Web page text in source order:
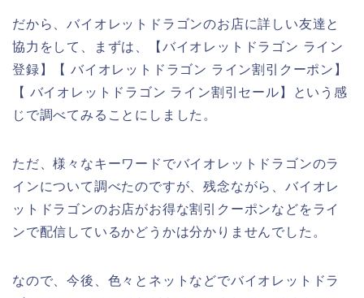
だから、バイオレットドラゴンのお店に詳しい友達と
協力をして、まずは、【バイオレットドラゴン ライン
登録】【 バイオレットドラゴン ライン割引クーポン】
【 バイオレットドラゴン ライン割引セール】という感
じで調べてみることにしました。
ただ、様々なキーワードでバイオレットドラゴンのラ
インについて調べたのですが、残念ながら、バイオレ
ットドラゴンのお店がお得な割引クーポンなどをライ
ンで配信しているかどうかは分かりませんでした。
なので、今後、色々とネットなどでバイオレットドラ